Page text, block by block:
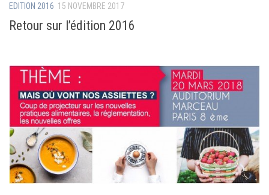
EDITION 2016 15 NOVEMBRE 2017
Retour sur l’édition 2016